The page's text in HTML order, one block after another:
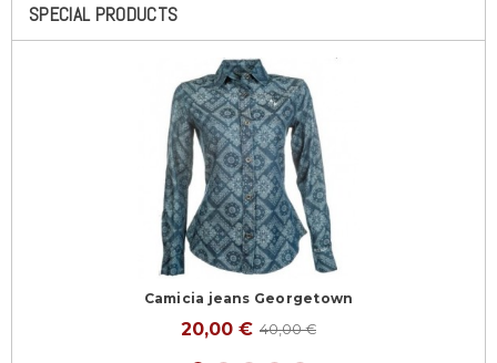
SPECIAL PRODUCTS
Camicia jeans Georgetown
20,00 € 40,00 €